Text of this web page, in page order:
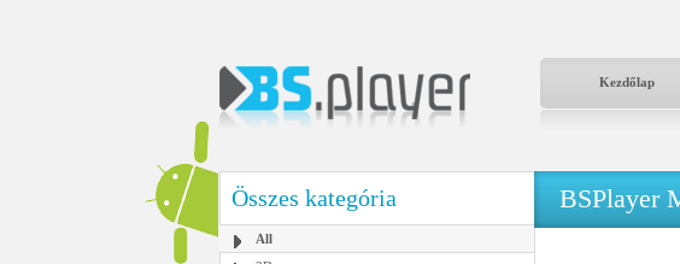
Kezdőlap
Összes kategória
All
BSPlayer